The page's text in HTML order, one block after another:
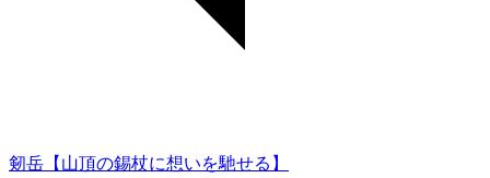
剱岳【山頂の錫杖に想いを馳せる】